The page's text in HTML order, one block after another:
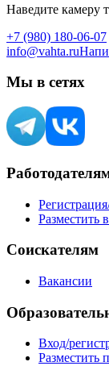
Наведите камеру
+7 (980) 180-06-07
info@vahta.ru
Мы в сетях
Разместить
Соискателям
Вакансии
Вход/
Разместить